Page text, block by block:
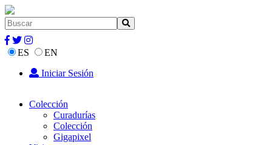
ES
EN
Iniciar Sesión
Colección
Curadurías
Colección
Gigapixel